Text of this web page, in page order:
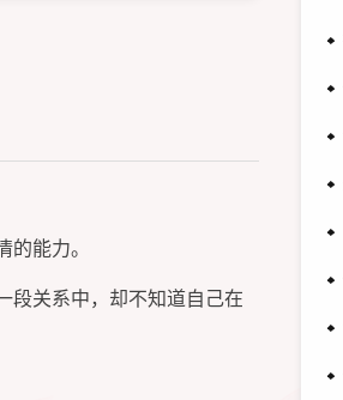
能力。
段关系中，却不知道自己在